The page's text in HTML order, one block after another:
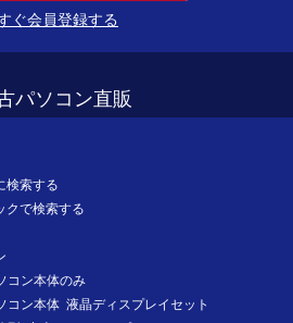
ぐ会員登録する
パソコン直販
検索する
クで検索する
コン本体のみ
コン本体 液晶ディスプレイセット